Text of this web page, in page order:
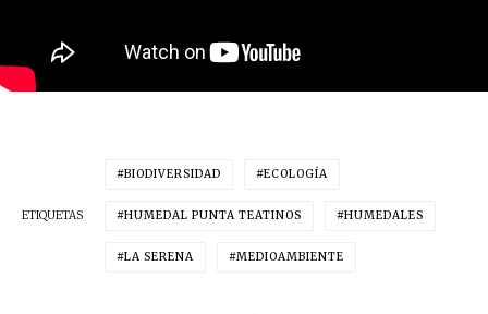
ETIQUETAS
BIODIVERSIDAD ECOLOGÍA
HUMEDAL PUNTA TEATINOS HUMEDALES
LA SERENA MEDIOAMBIENTE